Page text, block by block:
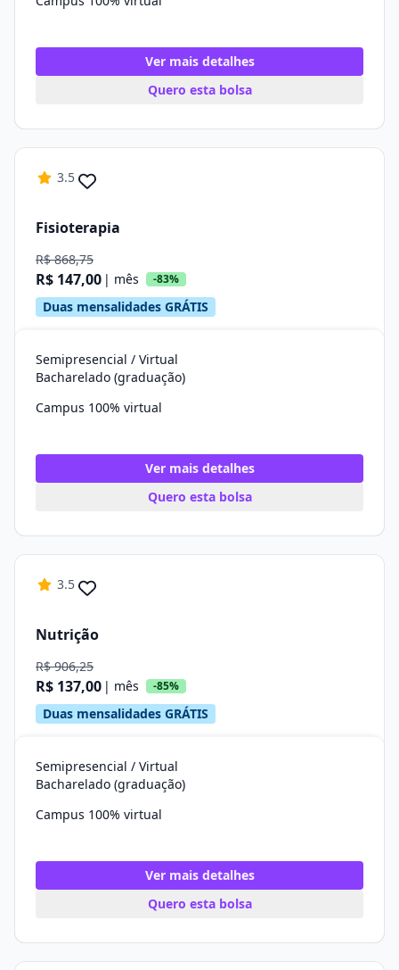
Ver mais detalhes
Quero esta bolsa
3.5
Fisioterapia
R$ 868,75
R$ 147,00 | mês -83%
Duas mensalidades GRÁTIS
Semipresencial / Virtual
Bacharelado (graduação)
Campus 100% virtual
Ver mais detalhes
Quero esta bolsa
3.5
Nutrição
R$ 906,25
R$ 137,00 | mês -85%
Duas mensalidades GRÁTIS
Semipresencial / Virtual
Bacharelado (graduação)
Campus 100% virtual
Ver mais detalhes
Quero esta bolsa